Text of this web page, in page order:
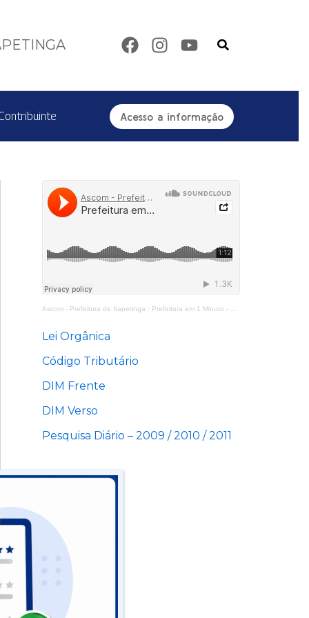
Pesquisar
Acesso a informação
Ascom - Prefeitura de Itapetinga · Prefeitura em 1 Minuto - Centro de Reabilitação Equoterapia Manoela
Lei Orgânica
Código Tributário
DIM Frente
DIM Verso
Pesquisa Diário – 2009 / 2010 / 2011